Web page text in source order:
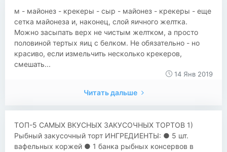
м - майонез - крекеры - сыр - майонез - крекеры - еще
сетка майонеза и, наконец, слой яичного желтка.
Можно засыпать верх не чистым желтком, а просто
половиной тертых яиц с белком. Не обязательно - но
красиво, если измельчить несколько крекеров,
смешать...
14 Янв 2019
Читать дальше
ТОП-5 САМЫХ ВКУСНЫХ ЗАКУСОЧНЫХ ТОРТОВ 1)
Рыбный закусочный торт ИНГРЕДИЕНТЫ: ● 5 шт.
вафельных коржей ● 1 банка рыбных консервов в